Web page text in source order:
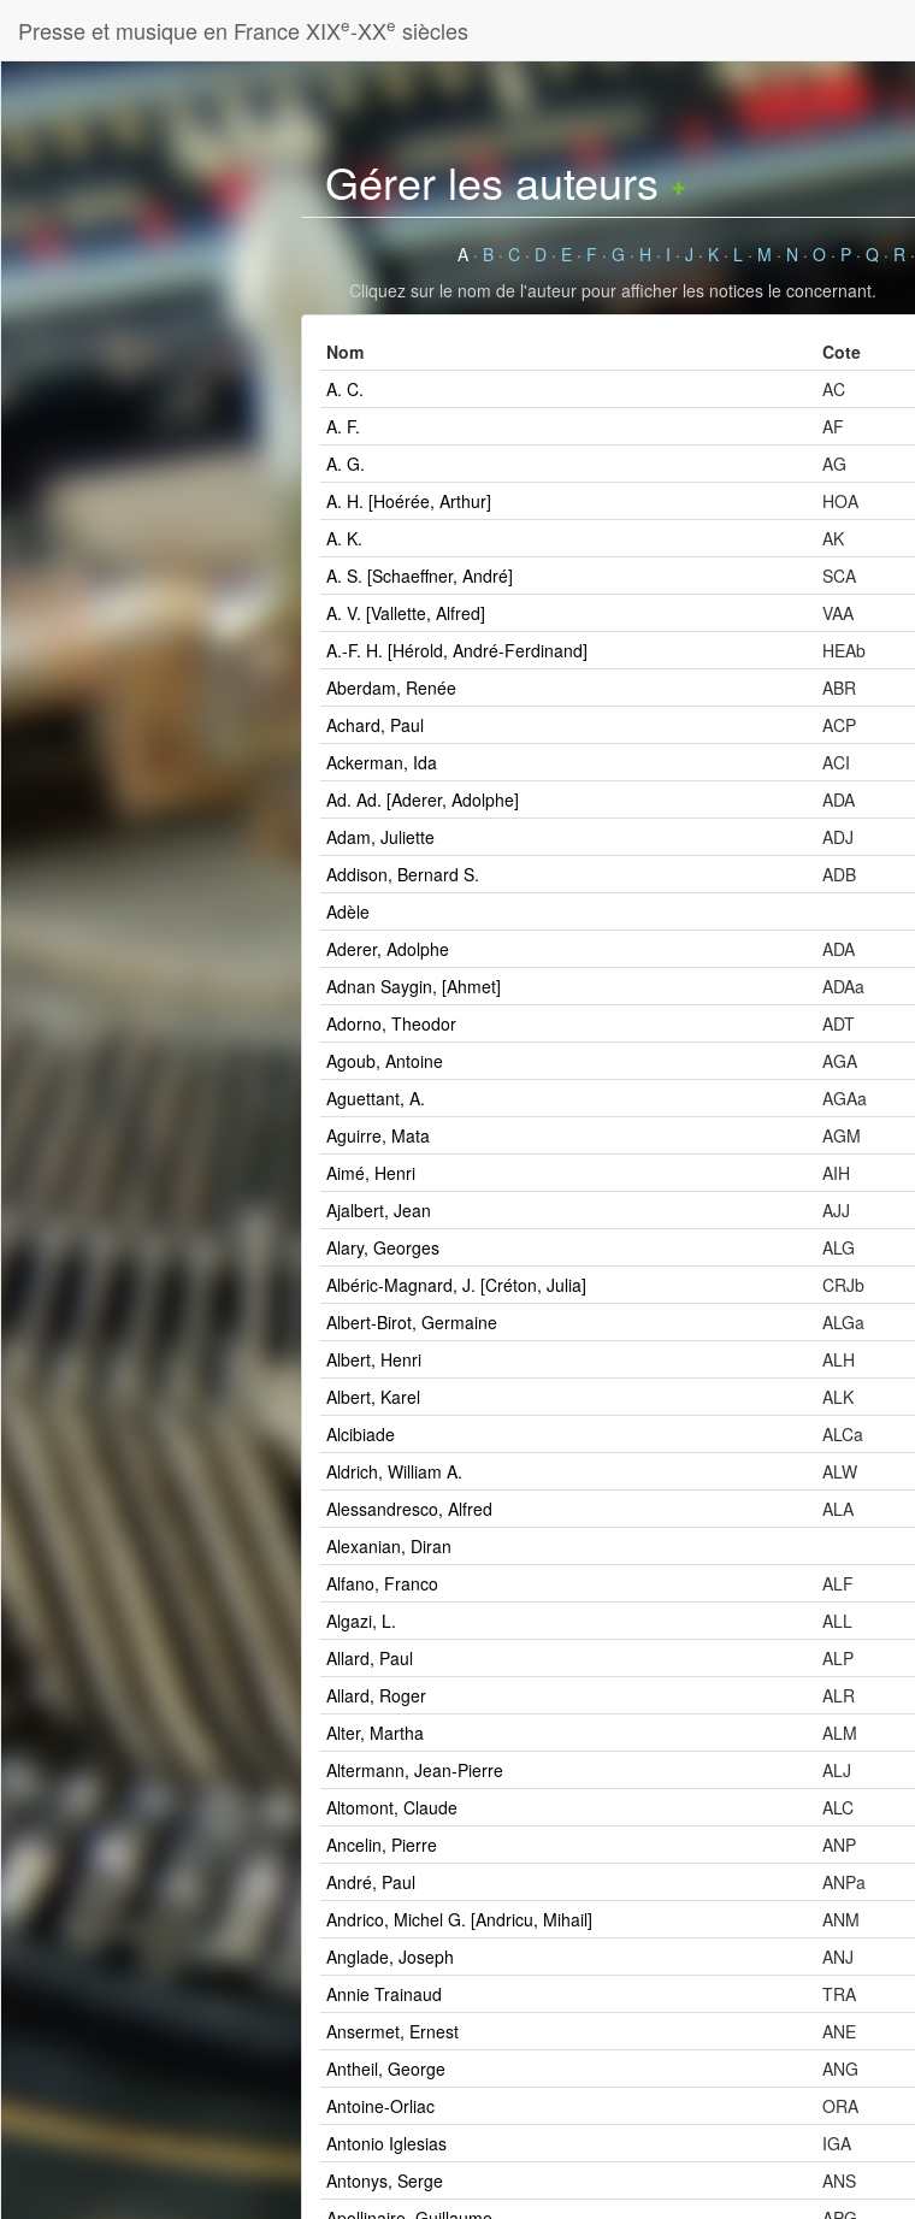
Presse et musique en France XIXe-XXe siècles
Gérer les auteurs
A· B· C· D· E· F · G · H · I · J · K· L· M · N · O· P· Q· R·
Cliquez sur le nom de l'auteur pour afficher les notices le concernant.
Nom Cote
A. C.
AC
A. F.
AF
A. G.
AG
A. H. [Hoérée, Arthur]
HOA
A. K.
AK
A. S. [Schaeffner, André]
SCA
A. V. [Vallette, Alfred]
VAA
A.-F. H. [Hérold, André-Ferdinand]
HEAb
Aberdam, Renée
ABR
Achard, Paul
ACP
Ackerman, Ida
ACI
Ad. Ad. [Aderer, Adolphe]
ADA
Adam, Juliette
ADJ
Addison, Bernard S.
ADB
Adèle
Aderer, Adolphe
ADA
Adnan Saygin, [Ahmet]
ADAa
Adorno, Theodor
ADT
Agoub, Antoine
AGA
Aguettant, A.
AGAa
Aguirre, Mata
AGM
Aimé, Henri
AIH
Ajalbert, Jean
AJJ
Alary, Georges
ALG
Albéric-Magnard, J. [Créton, Julia]
CRJb
Albert-Birot, Germaine
ALGa
Albert, Henri
ALH
Albert, Karel
ALK
Alcibiade
ALCa
Aldrich, William A.
ALW
Alessandresco, Alfred
ALA
Alexanian, Diran
Alfano, Franco
ALF
Algazi, L.
ALL
Allard, Paul
ALP
Allard, Roger
ALR
Alter, Martha
ALM
Altermann, Jean-Pierre
ALJ
Altomont, Claude
ALC
Ancelin, Pierre
ANP
André, Paul
ANPa
Andrico, Michel G. [Andricu, Mihail]
ANM
Anglade, Joseph
ANJ
Annie Trainaud
TRA
Ansermet, Ernest
ANE
Antheil, George
ANG
Antoine-Orliac
ORA
Antonio Iglesias
IGA
Antonys, Serge
ANS